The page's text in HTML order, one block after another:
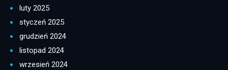
luty 2025
styczeń 2025
grudzień 2024
listopad 2024
wrzesień 2024